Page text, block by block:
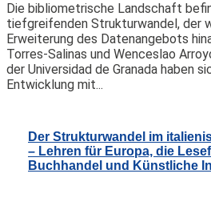
Die bibliometrische Landschaft
tiefgreifenden Strukturwandel, der
Erweiterung des Datenangebots
Torres-Salinas und Wenceslao
der Universidad de Granada haben
Entwicklung mit...
Der Strukturwandel im
– Lehren für Europa, die
Buchhandel und Künstliche